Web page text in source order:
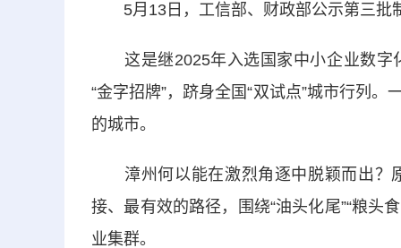
5月13日，工信部、财政部公示第三批
这是继2025年入选国家中小企业数字
“金字招牌”，跻身全国“双试点”城市行列
的城市。
漳州何以能在激烈角逐中脱颖而出？
接、最有效的路径，围绕“油头化尾”“粮头
业集群。